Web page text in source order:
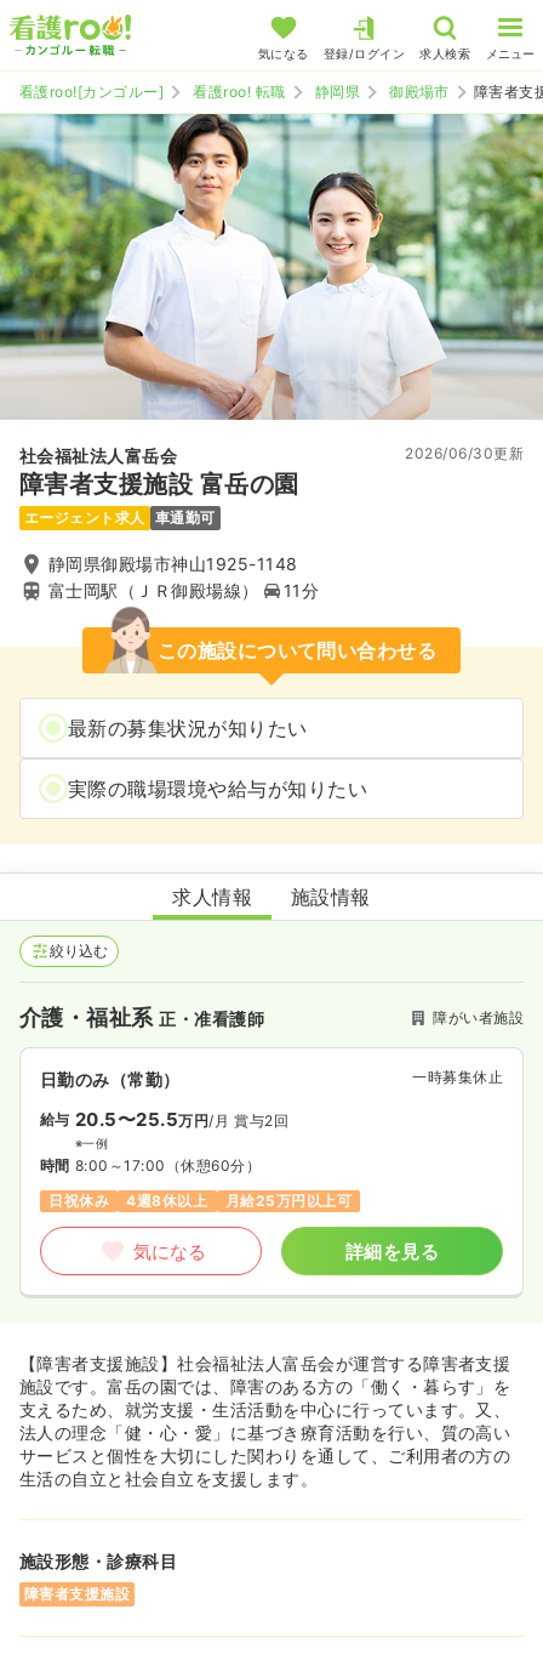
気になる 登録/ログイン 求人検索 メニュー
看護roo![カンゴルー] 看護roo! 転職 静岡県 御殿場市 障害者支
社会福祉法人富岳会
障害者支援施設 富岳の園
2026/06/30更新
エージェント求人 車通勤可
静岡県御殿場市神山1925-1148
富士岡駅（ＪＲ御殿場線）
11分
この施設について問い合わせる
最新の募集状況が知りたい
実際の職場環境や給与が知りたい
障害者支援施設 富岳の園
求人情報 施設情報
絞り込む
介護・福祉系正・准看護師 障がい者施設
日勤のみ（常勤） 一時募集休止
給与 20.5〜25.5万円/月 賞与2回
※一例
時間 8:00～17:00 （休憩60分）
日祝休み
4週8休以上 月給25万円以上可
気になる 詳細を見る
【障害者支援施設】社会福祉法人富岳会が運営する障害者支援
施設です。富岳の園では、障害のある方の「働く・暮らす」を
支えるため、就労支援・生活活動を中心に行っています。又、
法人の理念「健・心・愛」に基づき療育活動を行い、質の高い
サービスと個性を大切にした関わりを通して、ご利用者の方の
生活の自立と社会自立を支援します。
施設形態・診療科目
障害者支援施設